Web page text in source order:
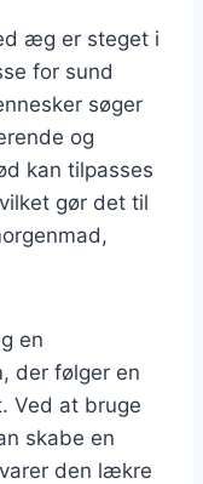
æg er steget i
for sund
søger
og
kan tilpasses
gør det til
en
der følger en
Ved at bruge
skabe en
den lækre